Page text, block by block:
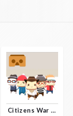
Citizens War VR